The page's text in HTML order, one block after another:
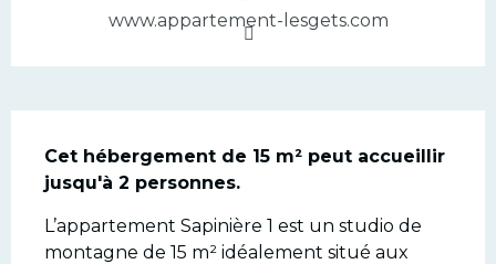
www.appartement-lesgets.com
Description
Cet hébergement de 15 m² peut accueillir
jusqu'à 2 personnes.
L’appartement Sapinière 1 est un studio de
montagne de 15 m² idéalement situé aux